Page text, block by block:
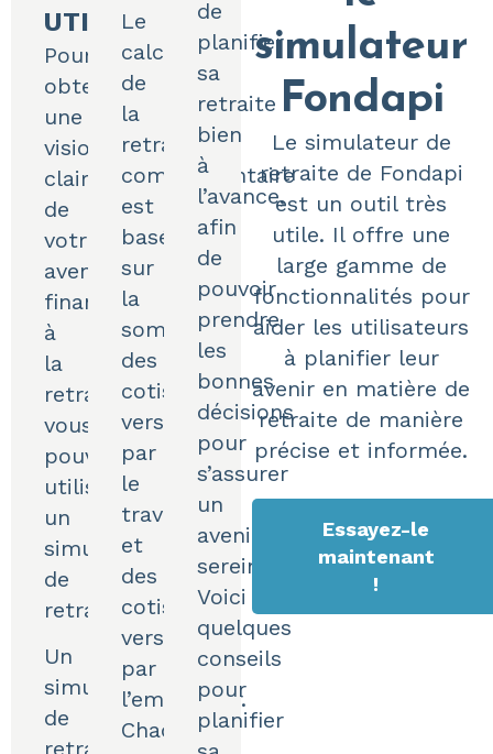
UTILE
Pour
obtenir
une
vision
claire
de
votre
avenir
financier
à
la
retraite,
vous
pouvez
utiliser
un
simulateur
de
retraite.
Un
simulateur
de
Le
calcul
de
la
retraite
complémentaire
est
basé
sur
la
somme
des
cotisations
versées
par
le
travailleur
et
des
cotisations
versées
par
l’employeur.
Chaque
de
planifier
sa
retraite
bien
à
l’avance,
afin
de
pouvoir
prendre
les
bonnes
décisions
pour
s’assurer
un
avenir
serein.
Voici
quelques
conseils
pour
planifier
simulateur
Fondapi
Le simulateur de
retraite de Fondapi
est un outil très
utile. Il offre une
large gamme de
fonctionnalités pour
aider les utilisateurs
à planifier leur
avenir en matière de
retraite de manière
précise et informée.
Essayez-le
maintenant
!